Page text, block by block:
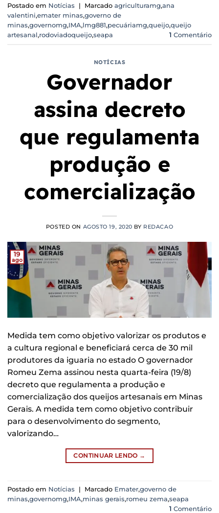
Postado em Notícias | Marcado agriculturamg,ana
valentini,emater minas,governo de
minas,governomg,IMA,lmg881,pecuáriamg,queijo,queijo
artesanal,rodoviadoqueijo,seapa 1 Comentário
NOTÍCIAS
Governador
assina decreto
que regulamenta
produção e
comercialização
POSTED ON AGOSTO 19, 2020 BY REDACAO
19
ago
Medida tem como objetivo valorizar os produtos e
a cultura regional e beneficiará cerca de 30 mil
produtores da iguaria no estado O governador
Romeu Zema assinou nesta quarta-feira (19/8)
decreto que regulamenta a produção e
comercialização dos queijos artesanais em Minas
Gerais. A medida tem como objetivo contribuir
para o desenvolvimento do segmento,
valorizando…
CONTINUAR LENDO →
Postado em Notícias | Marcado Emater,governo de
minas,governomg,IMA,minas gerais,romeu zema,seapa
1 Comentário